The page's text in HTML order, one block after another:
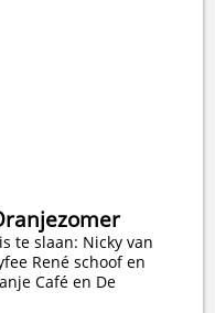
te slaan: Nicky van
René schoof en
Café en De